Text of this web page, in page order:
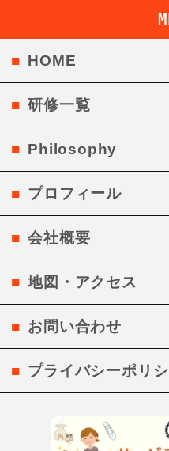
HOME
研修一覧
Philosophy
プロフィール
会社概要
地図・アクセス
お問い合わせ
プライバシーポリ